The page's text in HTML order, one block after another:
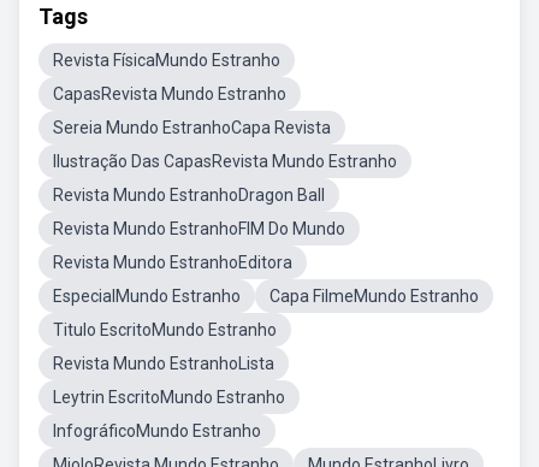
Tags
Revista FísicaMundo Estranho
CapasRevista Mundo Estranho
Sereia Mundo EstranhoCapa Revista
Ilustração Das CapasRevista Mundo Estranho
Revista Mundo EstranhoDragon Ball
Revista Mundo EstranhoFIM Do Mundo
Revista Mundo EstranhoEditora
EspecialMundo Estranho
Capa FilmeMundo Estranho
Titulo EscritoMundo Estranho
Revista Mundo EstranhoLista
Leytrin EscritoMundo Estranho
InfográficoMundo Estranho